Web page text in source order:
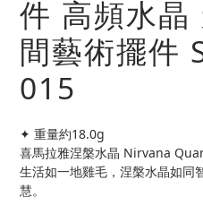
件 高頻水晶
間藝術擺件
015
✦ 重量約18.0g
喜馬拉雅涅槃水晶 Nirvana
生活如一地雞毛，涅槃水晶如同
慧。